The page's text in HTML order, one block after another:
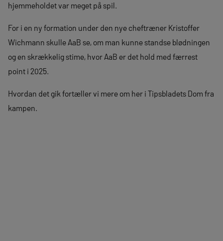
hjemmeholdet var meget på spil.
For i en ny formation under den nye cheftræner Kristoffer
Wichmann skulle AaB se, om man kunne standse blødningen
og en skrækkelig stime, hvor AaB er det hold med færrest
point i 2025.
Hvordan det gik fortæller vi mere om her i Tipsbladets Dom fra
kampen.